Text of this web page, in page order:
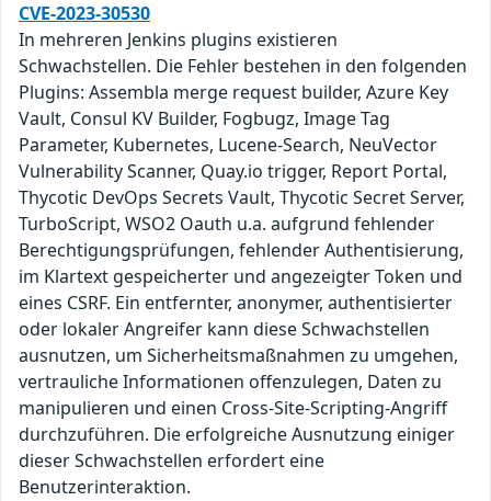
CVE-2023-30530
In mehreren Jenkins plugins existieren
Schwachstellen. Die Fehler bestehen in den folgenden
Plugins: Assembla merge request builder, Azure Key
Vault, Consul KV Builder, Fogbugz, Image Tag
Parameter, Kubernetes, Lucene-Search, NeuVector
Vulnerability Scanner, Quay.io trigger, Report Portal,
Thycotic DevOps Secrets Vault, Thycotic Secret Server,
TurboScript, WSO2 Oauth u.a. aufgrund fehlender
Berechtigungsprüfungen, fehlender Authentisierung,
im Klartext gespeicherter und angezeigter Token und
eines CSRF. Ein entfernter, anonymer, authentisierter
oder lokaler Angreifer kann diese Schwachstellen
ausnutzen, um Sicherheitsmaßnahmen zu umgehen,
vertrauliche Informationen offenzulegen, Daten zu
manipulieren und einen Cross-Site-Scripting-Angriff
durchzuführen. Die erfolgreiche Ausnutzung einiger
dieser Schwachstellen erfordert eine
Benutzerinteraktion.